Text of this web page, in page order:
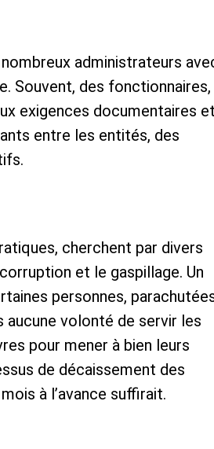
administrateurs
Souvent, des fonctionnaires,
exigences documentaires et
entre les entités, des
cherchent par divers
et le gaspillage. Un
personnes,
aucune volonté de servir les
pour mener à bien leurs
de décaissement des
à l’avance suffirait.